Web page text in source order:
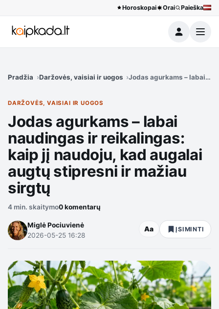
Horoskopai Orai Paieška
Meniu
Pradžia Daržovės, vaisiai ir uogos Jodas agurkams – labai
DARŽOVĖS, VAISIAI IR UOGOS
Jodas agurkams – labai
naudingas ir reikalingas:
kaip jį naudoju, kad augalai
augtų stipresni ir mažiau
sirgtų
4 min. skaitymo0 komentarų
Miglė Pociuvienė
2026-05-25 16:28
Aa ĮSIMINTI